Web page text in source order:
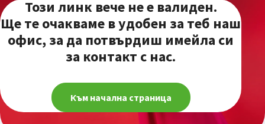
Този линк вече не е валиден.
Ще те очакваме в удобен за теб наш
офис, за да потвърдиш имейла си
за контакт с нас.
Към начална страница